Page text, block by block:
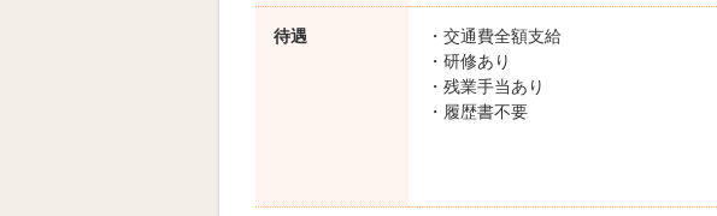
待遇
・交通費全額支給
・研修あり
・残業手当あり
・履歴書不要